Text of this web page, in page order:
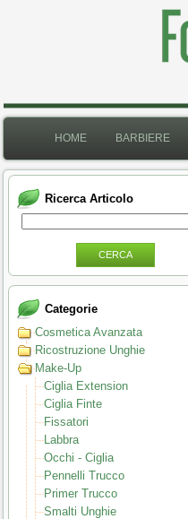
HOME BARBIERE
Ricerca Articolo
CERCA
Categorie
Cosmetica Avanzata
Ricostruzione Unghie
Make-Up
Ciglia Extension
Ciglia Finte
Fissatori
Labbra
Occhi - Ciglia
Pennelli Trucco
Primer Trucco
Smalti Unghie